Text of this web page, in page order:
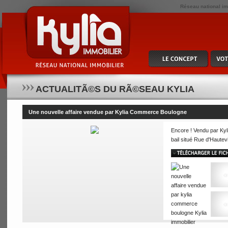
Réseau national
ACTUALITÃ©S DU RÃ©SEAU KYLIA
Une nouvelle affaire vendue par Kylia Commerce Boulogne
Encore ! Vendu par
bail situé Rue